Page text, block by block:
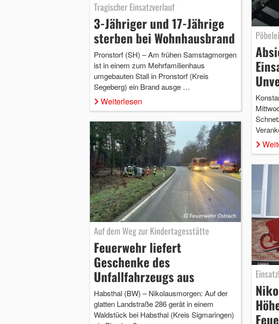
Tragischer Einsatzverlauf
3-Jähriger und 17-Jährige
sterben bei Wohnhausbrand
Pronstorf (SH) – Am frühen Samstagmorgen
ist in einem zum Mehrfamilienhaus
umgebauten Stall in Pronstorf (Kreis
Segeberg) ein Brand ausge …
Weiterlesen
Auf dem Weg zur Kindertagesstätte
Feuerwehr liefert
Geschenke des
Unfallfahrzeugs aus
Habsthal (BW) – Nikolausmorgen: Auf der
glatten Landstraße 286 gerät in einem
Waldstück bei Habsthal (Kreis Sigmaringen)